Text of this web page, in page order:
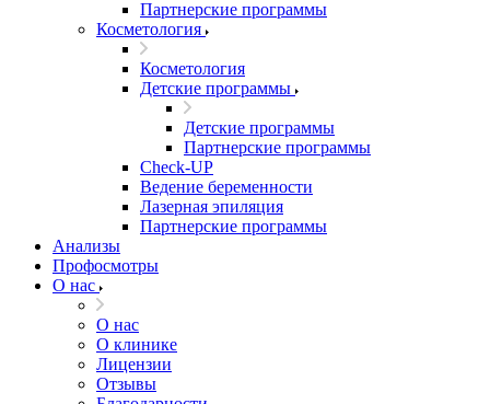
Партнерские программы
Косметология
Косметология
Детские программы
Детские программы
Партнерские программы
Check-UP
Ведение беременности
Лазерная эпиляция
Партнерские программы
Анализы
Профосмотры
О нас
О нас
О клинике
Лицензии
Отзывы